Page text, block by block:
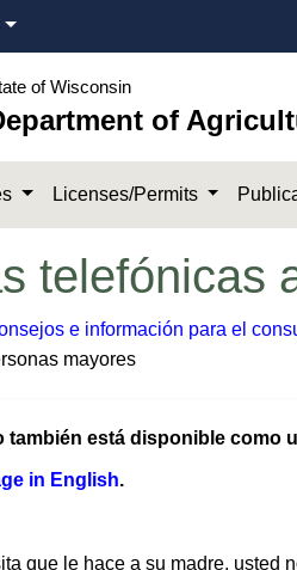
of Wisconsin
of
Licenses/Permits
telefónicas
e información para el
mayores
también está disponible como
in English​.
que le hace a su madre, usted